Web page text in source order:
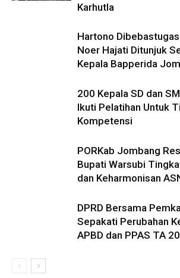
Karhutla
Hartono
Noer Hajati Ditunjuk
Kepala Bapperida
200 Kepala SD dan
Ikuti Pelatihan Untuk
Kompetensi
PORKab Jombang
Bupati Warsubi
dan Keharmonisan
DPRD Bersama
Sepakati Perubahan
APBD dan PPAS TA